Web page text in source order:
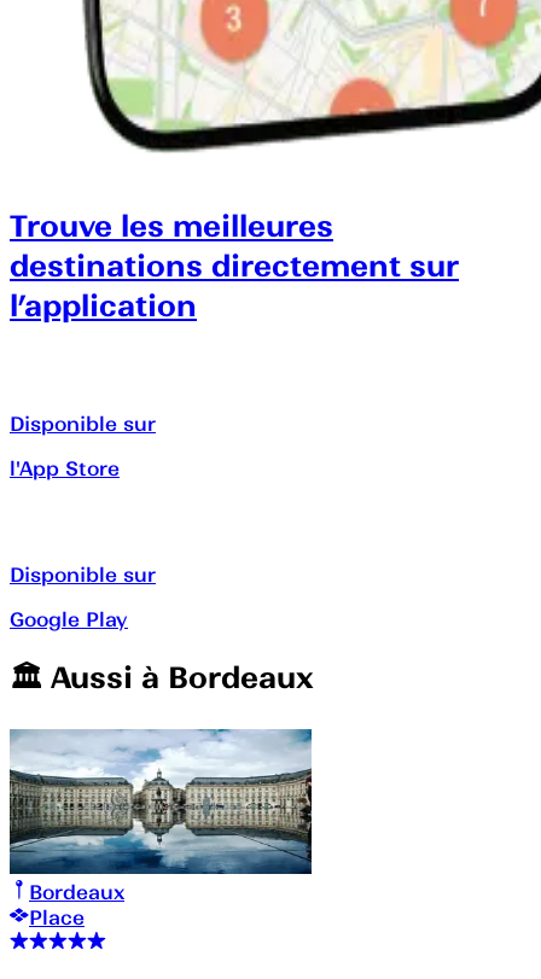
Trouve les meilleures
destinations directement sur
l’application
Disponible sur
l'App Store
Disponible sur
Google Play
🏛️️ Aussi à Bordeaux
Bordeaux
Place